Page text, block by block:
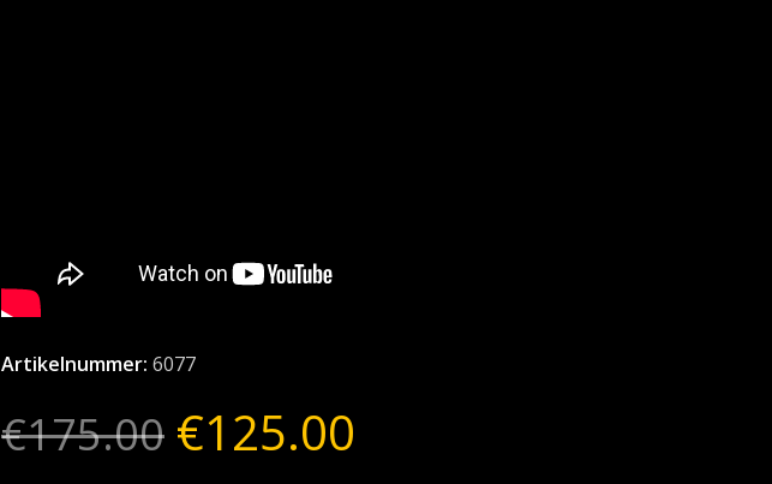
Artikelnummer: 6077
€175.00 €125.00